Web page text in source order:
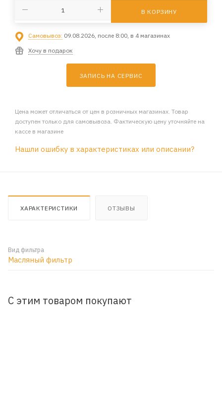
В КОРЗИНУ
Самовывоз: 09.08.2026, после 8:00, в 4 магазинах
Хочу в подарок
ЗАПИСЬ НА СЕРВИС
Цена может отличаться от цен в розничных магазинах. Товар
доступен только для самовывоза. Фактическую цену уточняйте на
кассе в магазине
Нашли ошибку в характеристиках или описании?
ХАРАКТЕРИСТИКИ ОТЗЫВЫ
Вид фильтра
Масляный фильтр
С этим товаром покупают